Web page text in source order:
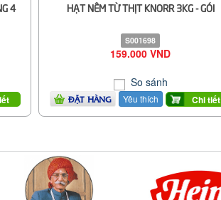
4
HẠT NÊM TỪ THỊT KNORR 3KG - GÓI
S001698
159.000 VND
So sánh
ĐẶT HÀNG Yêu thích Chi tiết